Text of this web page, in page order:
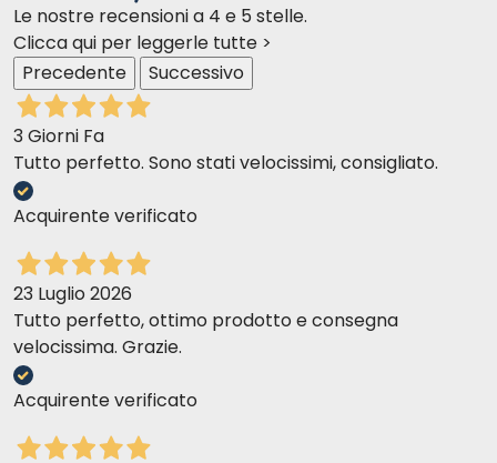
Le nostre recensioni a 4 e 5 stelle.
Clicca qui per leggerle tutte >
Precedente
Successivo
3 Giorni Fa
Tutto perfetto. Sono stati velocissimi, consigliato.
Acquirente verificato
23 Luglio 2026
Tutto perfetto, ottimo prodotto e consegna
velocissima. Grazie.
Acquirente verificato